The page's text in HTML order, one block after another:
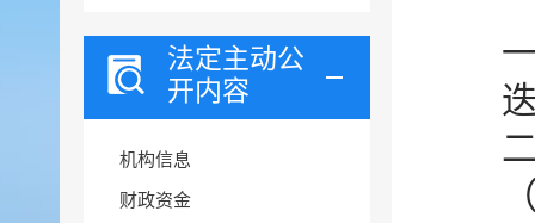
法定主动公
开内容
机构信息
财政资金